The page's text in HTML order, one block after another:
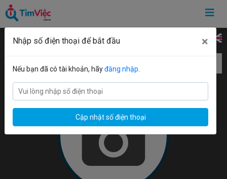
Mẫu CV Chăm sóc khách hàng
Nhập số điện thoại để bắt đầu ×
Nếu bạn đã có tài khoản, hãyđăng nhập
Cập nhật số điện thoại